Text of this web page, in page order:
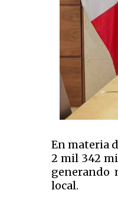
En materia
2 mil 342
generando
local.